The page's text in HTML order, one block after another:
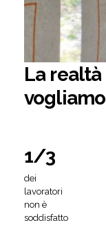
La realtà
vogliamo
1/3
dei
lavoratori
non è
soddisfatto